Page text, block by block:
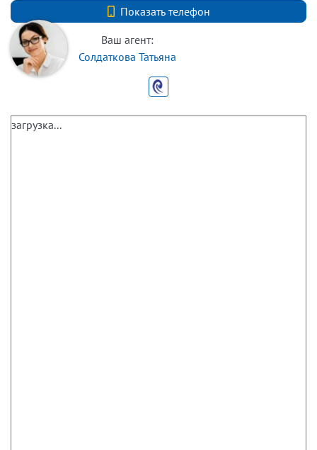
Показать телефон
+7 (812) 740-70-40
Ваш агент:
Солдаткова Татьяна
загрузка...